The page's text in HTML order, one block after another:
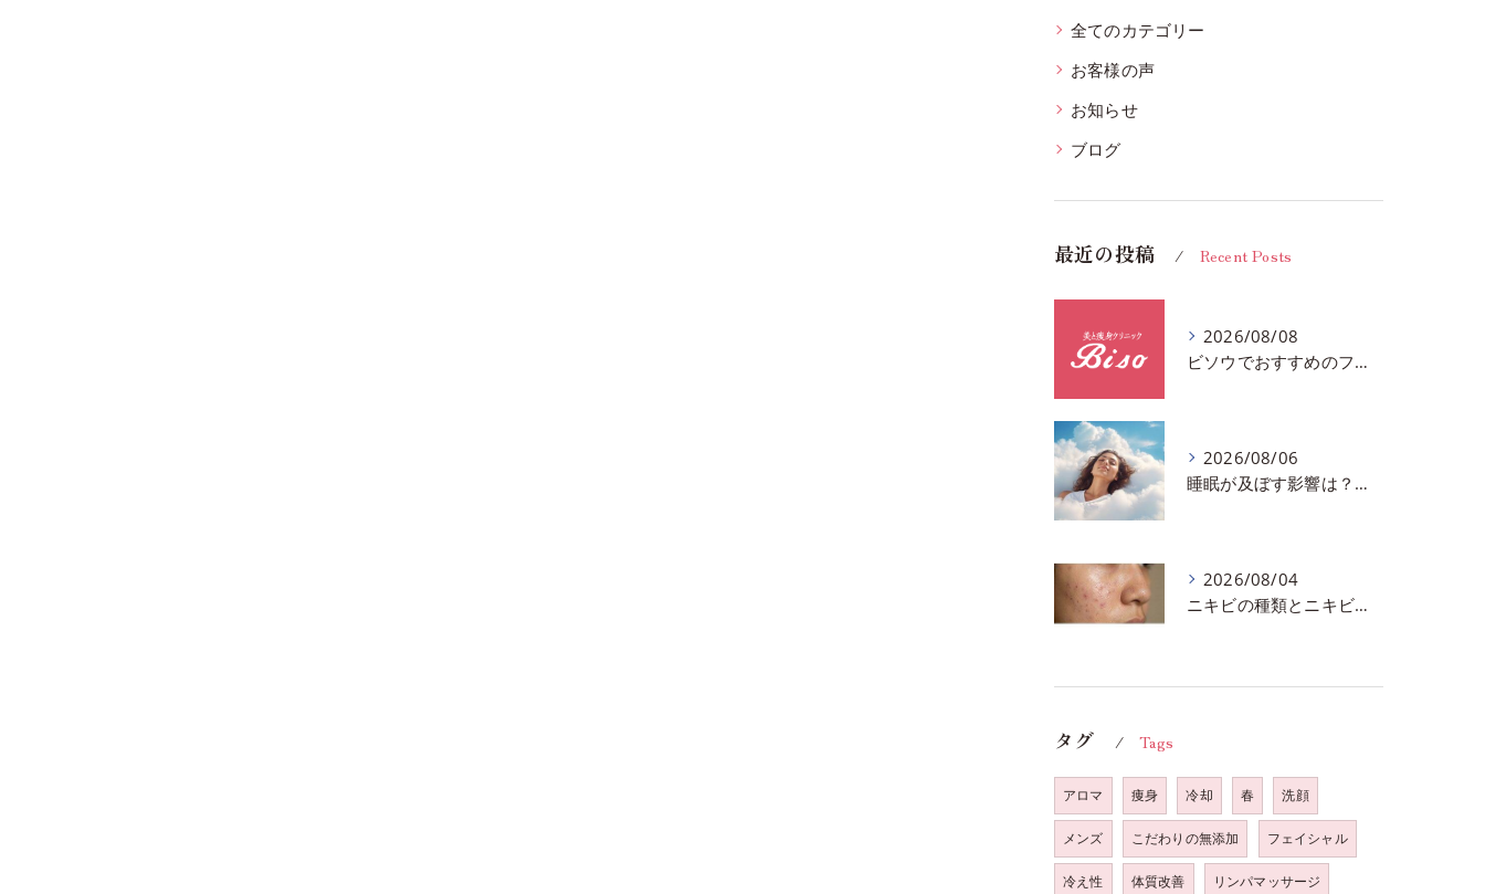
全てのカテゴリー
お客様の声
お知らせ
ブログ
最近の投稿 Recent Posts
2026/08/08
ビソウでおすすめのフェースビューティーの洗顔♪千葉市中央区フルハンドで体質、姿勢改善！！
2026/08/06
睡眠が及ぼす影響は？千葉市おすすめメニュー全身リンパマッサージで全身スッキリ♪
2026/08/04
ニキビの種類とニキビを作らないスキンケア方法♪千葉市中央区フェイシャルエステサロン
タグ Tags
アロマ 痩身 冷却 春 洗顔
メンズ こだわりの無添加 フェイシャル
冷え性 体質改善 リンパマッサージ